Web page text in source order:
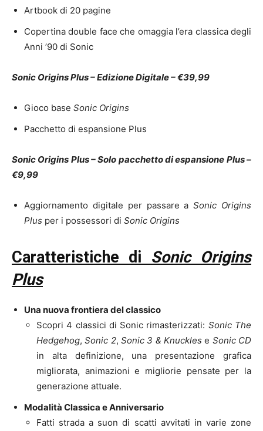
Artbook di 20 pagine
Copertina double face che omaggia l’era classica degli
Anni ’90 di Sonic
Sonic Origins Plus – Edizione Digitale –€39,99
Gioco base Sonic Origins
Pacchetto di espansione Plus
Sonic Origins Plus – Solo pacchetto di espansione Plus –
€9,99
Aggiornamento digitale per passare aSonic Origins
Plus per i possessori di Sonic Origins
Caratteristiche di Sonic Origins
Plus
Una nuova frontiera del classico
Scopri 4 classici di Sonic rimasterizzati: Sonic The
Hedgehog,Sonic 2,Sonic 3 & Knucklese Sonic CD
in alta definizione, una presentazione grafica
migliorata, animazioni e migliorie pensate per la
generazione attuale.
Modalità Classica e Anniversario
Fatti strada a suon di scatti avvitati in varie zone